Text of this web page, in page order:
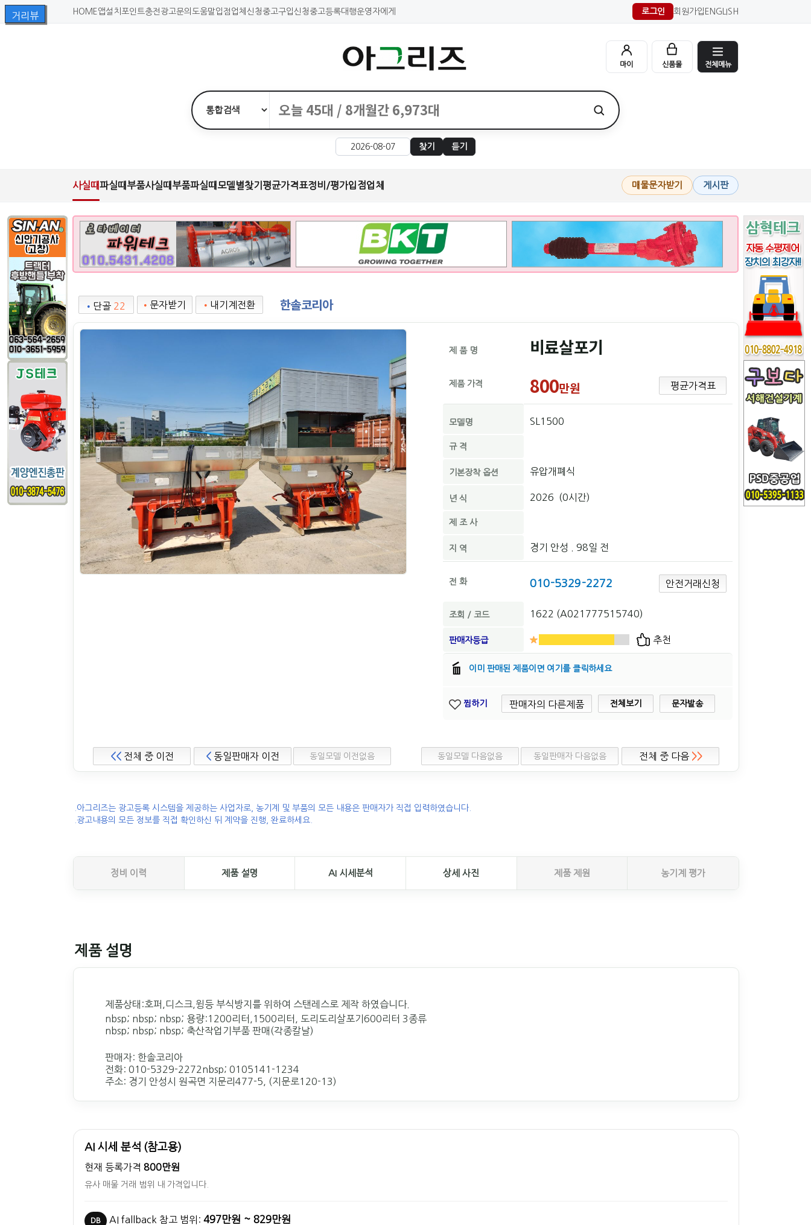
HOME 앱설치 포인트충전 광고문의 도움말입점업체신청중고구입신청중고등록대행운영자에게 로그인 회원가입 ENGLISH
찾기 듣기
마이 신품몰 전체메뉴
사실때파실때 부품사실때 부품파실때 모델별찾기 평균가격표정비/평가입점업체 매물문자받기 게시판
• 단골 22 • 문자받기 • 내기계전환 한솔코리아
제 품 명 비료살포기
제품 가격 800만원 평균가격표
모델명 SL1500
규 격
기본장착 옵션 유압개폐식
년 식 2026 (0시간)
제 조 사
지 역 경기 안성 . 98일 전
전 화 010-5329-2272 안전거래신청
조회 / 코드 1622 (A021777515740)
판매자등급 추천
이미 판매된 제품이면 여기를 클릭하세요
찜하기 전체보기 문자발송
<<전체 중 이전 < 동일판매자 이전 동일모델 이전없음 동일모델 다음없음 동일판매자 다음없음 전체 중 다음 >>
.아그리즈는 광고등록 시스템을 제공하는 사업자로, 농기계 및 부품의 모든 내용은 판매자가 직접 입력하였습니다.
.광고내용의 모든 정보를 직접 확인하신 뒤 계약을 진행, 완료하세요.
정비 이력 제품 설명 AI 시세분석 상세 사진 제품 제원 농기계 평가
제품 설명
제품상태:호퍼,디스크,윙등 부식방지를 위하여 스탠레스로 제작 하였습니다.
nbsp; nbsp; nbsp; 용량:1200리터,1500리터, 도리도리살포기600리터 3종류
nbsp; nbsp; nbsp; 축산작업기부품 판매(각종칼날)
판매자: 한솔코리아
전화: 010-5329-2272nbsp; 0105141-1234
주소: 경기 안성시 원곡면 지문리477-5, (지문로120-13)
AI 시세 분석 (참고용)
현재 등록가격 800만원
유사 매물 거래 범위 내 가격입니다.
DB AI fallback 참고 범위: 497만원 ~ 829만원